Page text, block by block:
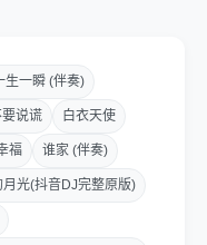
生一瞬 (伴奏)
说谎 白衣天使
福 谁家 (伴奏)
月光(抖音DJ完整原版)